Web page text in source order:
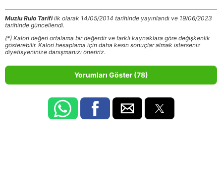
Muzlu Rulo Tarifiilk olarak 14/05/2014 tarihinde yayınlandı ve 19/06/2023
tarihinde güncellendi.
(*) Kalori değeri ortalama bir değerdir ve farklı kaynaklara göre değişkenlik
gösterebilir. Kalori hesaplama için daha kesin sonuçlar almak isterseniz
diyetisyeninize danışmanızı öneririz.
Yorumları Göster (78)